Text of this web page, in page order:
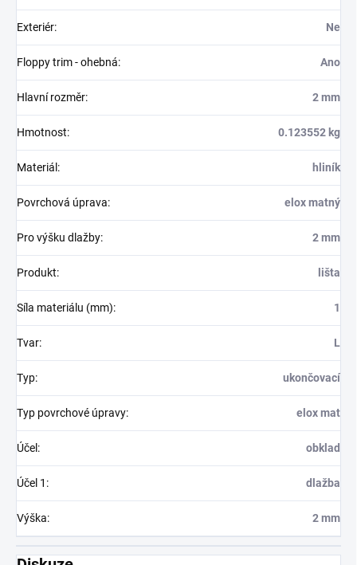
Exteriér: Ne
Floppy trim - ohebná: Ano
Hlavní rozměr: 2 mm
Hmotnost: 0.123552 kg
Materiál : hliník
Povrchová úprava: elox matný
Pro výšku dlažby: 2 mm
Produkt: lišta
Síla materiálu (mm): 1
Tvar: L
Typ: ukončovací
Typ povrchové úpravy: elox mat
Účel : obklad
Účel 1 : dlažba
Výška: 2 mm